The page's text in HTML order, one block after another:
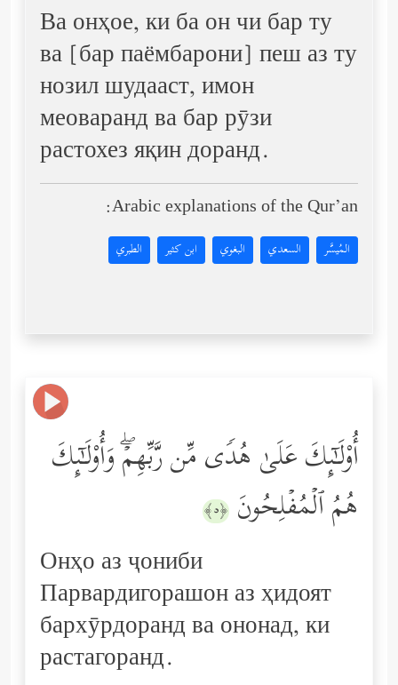
Ва онҳое, ки ба он чи бар ту
ва [бар паёмбарони] пеш аз ту
нозил шудааст, имон
меоваранд ва бар рӯзи
растохез яқин доранд.
Arabic explanations of the Qur’an:
المُيسَّر السعدي البغوي ابن كثير الطبري
أُوْلَـٰۤىِٕكَ عَلَىٰ هُدࣰى مِّن رَّبِّهِمۡۖ وَأُوْلَـٰۤىِٕكَ
هُمُ ٱلۡمُفۡلِحُونَ ﴿٥﴾
Онҳо аз ҷониби
Парвардигорашон аз ҳидоят
бархӯрдоранд ва ононад, ки
растагоранд.